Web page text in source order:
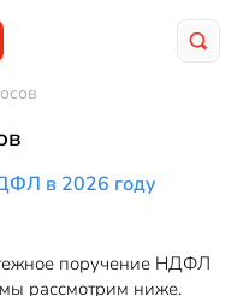
в 2026 году
поручение НДФЛ
мы рассмотрим ниже.